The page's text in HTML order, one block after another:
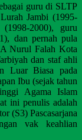
guru di SLTP
Jambi (1995-
2000), guru
dan pernah pula
Nurul Falah Kota
dan staf ahli
Luar Biasa pada
Ibu (sejak tahun
Agama Islam
ini penulis adalah
(S3) Pascasarjana
vak keahlian